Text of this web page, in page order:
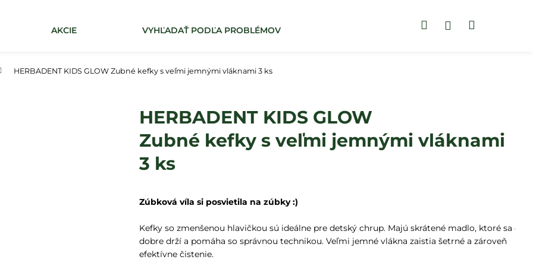
AKCIE VYHĽADAŤ PODĽA PROBLÉMOV ZUBNÉ PASTY
HľadaťPrihlásenie
HERBADENT KIDS GLOW Zubné kefky s veľmi jemnými vláknami 3 ks
HERBADENT KIDS GLOW
Zubné kefky s veľmi jemnými vláknami
3 ks
Zúbková víla si posvietila na zúbky :)
Kefky so zmenšenou hlavičkou sú ideálne pre detský chrup. Majú skrátené madlo, ktoré sa
dobre drží a pomáha so správnou technikou. Veľmi jemné vlákna zaistia šetrné a zároveň
efektívne čistenie.
Čo potrebujete nájsť?